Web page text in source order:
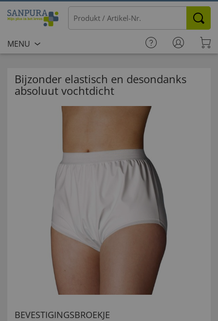
MENU
Bijzonder elastisch en desondanks
absoluut vochtdicht
BEVESTIGINGSBROEKJE